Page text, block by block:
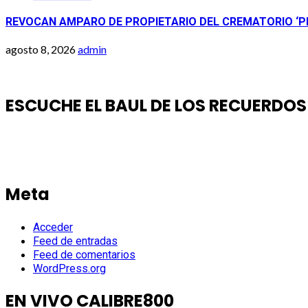
REVOCAN AMPARO DE PROPIETARIO DEL CREMATORIO
agosto 8, 2026admin
ESCUCHE EL BAUL DE LOS RECUERDOS
Meta
Acceder
Feed de entradas
Feed de comentarios
WordPress.org
EN VIVO CALIBRE800